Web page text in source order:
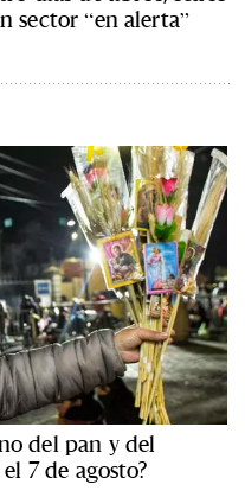
sector “en alerta”
del pan y del
7 de agosto?